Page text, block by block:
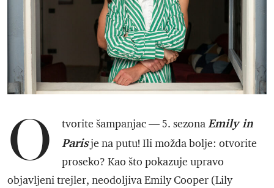
O tvorite šampanjac — 5. sezona Emily in
Parisje na putu! Ili možda bolje: otvorite
proseko? Kao što pokazuje upravo
objavljeni trejler, neodoljiva Emily Cooper (Lily